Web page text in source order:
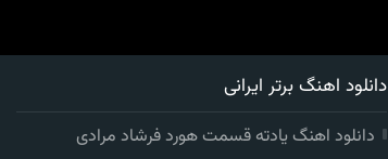
دانلود اهنگ برتر ایرانی
دانلود اهنگ یادته قسمت هورد فرشاد مرادی